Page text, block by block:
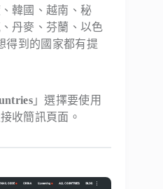
韓國、越南、秘
丹麥、芬蘭、以色
得到的國家都有提
」選擇要使用
收簡訊頁面。